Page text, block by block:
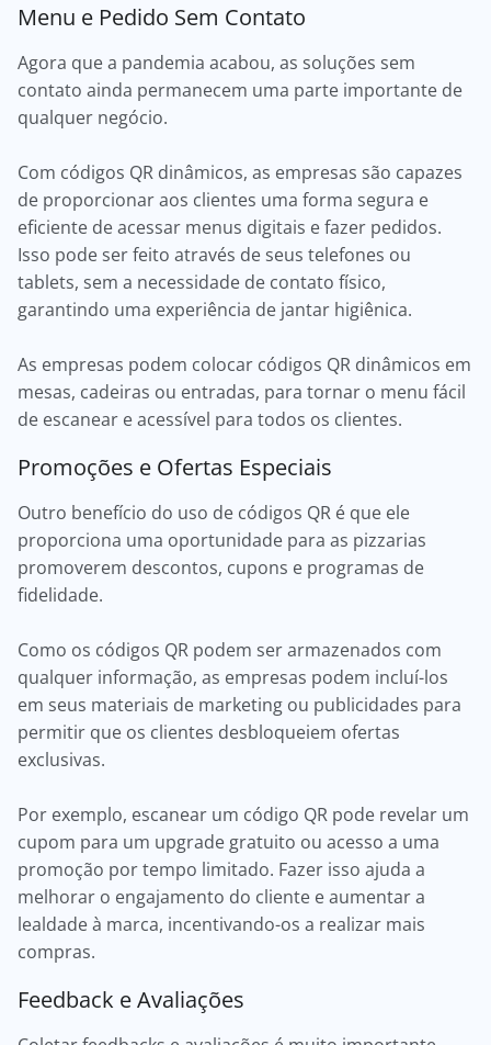
Menu e Pedido Sem Contato
Agora que a pandemia acabou, as soluções sem
contato ainda permanecem uma parte importante de
qualquer negócio.
Com códigos QR dinâmicos, as empresas são capazes
de proporcionar aos clientes uma forma segura e
eficiente de acessar menus digitais e fazer pedidos.
Isso pode ser feito através de seus telefones ou
tablets, sem a necessidade de contato físico,
garantindo uma experiência de jantar higiênica.
As empresas podem colocar códigos QR dinâmicos em
mesas, cadeiras ou entradas, para tornar o menu fácil
de escanear e acessível para todos os clientes.
Promoções e Ofertas Especiais
Outro benefício do uso de códigos QR é que ele
proporciona uma oportunidade para as pizzarias
promoverem descontos, cupons e programas de
fidelidade.
Como os códigos QR podem ser armazenados com
qualquer informação, as empresas podem incluí-los
em seus materiais de marketing ou publicidades para
permitir que os clientes desbloqueiem ofertas
exclusivas.
Por exemplo, escanear um código QR pode revelar um
cupom para um upgrade gratuito ou acesso a uma
promoção por tempo limitado. Fazer isso ajuda a
melhorar o engajamento do cliente e aumentar a
lealdade à marca, incentivando-os a realizar mais
compras.
Feedback e Avaliações